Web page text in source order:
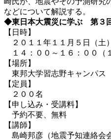
などについて解説する。
◆東日本大震災に学ぶ 第３回
【日時】
２０１１年１１月５日（土）
１４：００～１６：００（
【場所】
東邦大学習志野キャンパス
【定員】
２００名
【申し込み・受講料】
予約不要、無料
【講師】
島崎邦彦（地震予知連絡会